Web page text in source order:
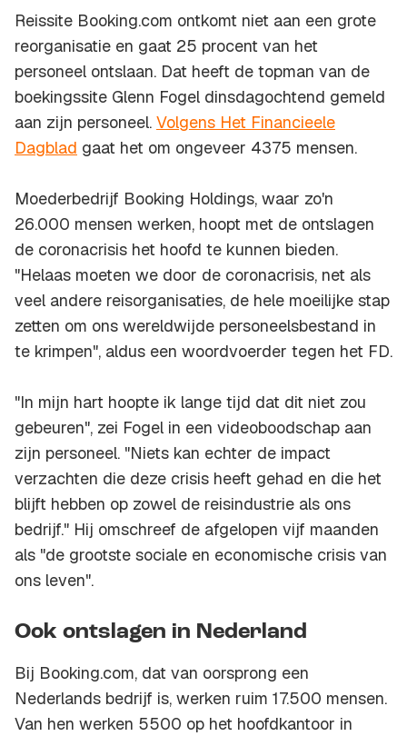
Reissite Booking.com ontkomt niet aan een grote
reorganisatie en gaat 25 procent van het
personeel ontslaan. Dat heeft de topman van de
boekingssite Glenn Fogel dinsdagochtend gemeld
aan zijn personeel. Volgens Het Financieele
Dagblad gaat het om ongeveer 4375 mensen.
Moederbedrijf Booking Holdings, waar zo'n
26.000 mensen werken, hoopt met de ontslagen
de coronacrisis het hoofd te kunnen bieden.
"Helaas moeten we door de coronacrisis, net als
veel andere reisorganisaties, de hele moeilijke stap
zetten om ons wereldwijde personeelsbestand in
te krimpen", aldus een woordvoerder tegen het FD.
"In mijn hart hoopte ik lange tijd dat dit niet zou
gebeuren", zei Fogel in een videoboodschap aan
zijn personeel. "Niets kan echter de impact
verzachten die deze crisis heeft gehad en die het
blijft hebben op zowel de reisindustrie als ons
bedrijf." Hij omschreef de afgelopen vijf maanden
als "de grootste sociale en economische crisis van
ons leven".
Ook ontslagen in Nederland
Bij Booking.com, dat van oorsprong een
Nederlands bedrijf is, werken ruim 17.500 mensen.
Van hen werken 5500 op het hoofdkantoor in